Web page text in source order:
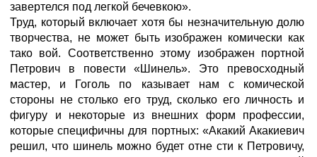
завертелся под легкой бечевкою».
Труд, который включает хотя бы незначительную долю
творчества, не может быть изображен комически как
тако вой. Соответственно этому изображен портной
Петрович в повести «Шинель». Это превосходный
мастер, и Гоголь по казывает нам с комической
стороны не столько его труд, сколько его личность и
фигуру и некоторые из внешних форм профессии,
которые специфичны для портных: «Акакий Акакиевич
решил, что шинель можно будет отне сти к Петровичу,